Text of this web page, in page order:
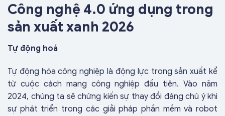
Công nghệ 4.0 ứng dụng trong
sản xuất xanh 2026
Tự động hoá
Tự động hóa công nghiệp là động lực trong sản xuất kể
từ cuộc cách mạng công nghiệp đầu tiên. Vào năm
2024, chúng ta sẽ chứng kiến ​​sự thay đổi đáng chú ý khi
sự phát triển trong các giải pháp phần mềm và robot